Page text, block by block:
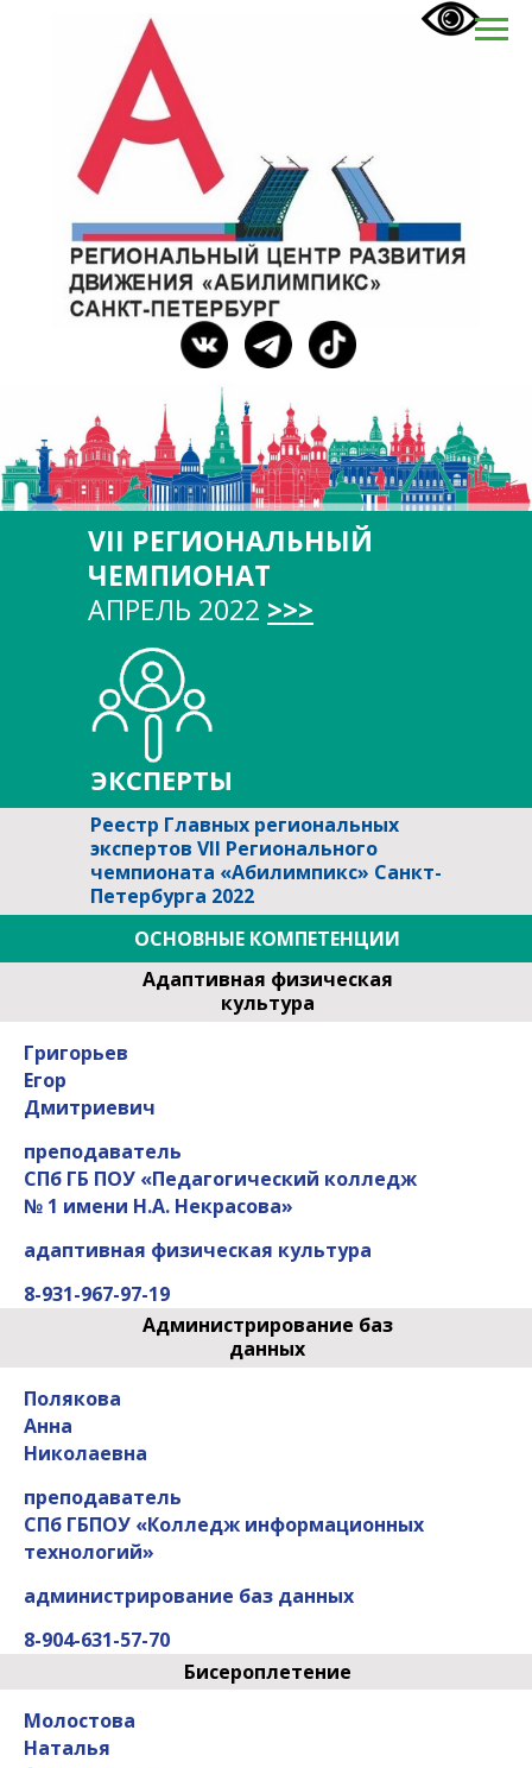
VII РЕГИОНАЛЬНЫЙ
ЧЕМПИОНАТ
АПРЕЛЬ 2022 >>>
ЭКСПЕРТЫ
Реестр Главных региональных
экспертов VII Регионального
чемпионата «Абилимпикс» Санкт-
Петербурга 2022
ОСНОВНЫЕ КОМПЕТЕНЦИИ
Адаптивная физическая
культура
Григорьев
Егор
Дмитриевич
преподаватель
СПб ГБ ПОУ «Педагогический колледж
№ 1 имени Н.А. Некрасова»
адаптивная физическая культура
8-931-967-97-19
Администрирование баз
данных
Полякова
Анна
Николаевна
преподаватель
СПб ГБПОУ «Колледж информационных
технологий»
администрирование баз данных
8-904-631-57-70
Бисероплетение
Молостова
Наталья